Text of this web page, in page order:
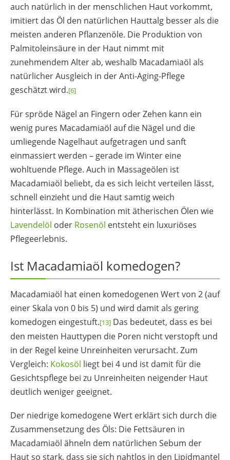
auch natürlich in der menschlichen Haut vorkommt,
imitiert das Öl den natürlichen Hauttalg besser als die
meisten anderen Pflanzenöle. Die Produktion von
Palmitoleinsäure in der Haut nimmt mit
zunehmendem Alter ab, weshalb Macadamiaöl als
natürlicher Ausgleich in der Anti-Aging-Pflege
geschätzt wird.[6]
Für spröde Nägel an Fingern oder Zehen kann ein
wenig pures Macadamiaöl auf die Nägel und die
umliegende Nagelhaut aufgetragen und sanft
einmassiert werden – gerade im Winter eine
wohltuende Pflege. Auch in Massageölen ist
Macadamiaöl beliebt, da es sich leicht verteilen lässt,
schnell einzieht und die Haut samtig weich
hinterlässt. In Kombination mit ätherischen Ölen wie
Lavendelöl oder Rosenöl entsteht ein luxuriöses
Pflegeerlebnis.
Ist Macadamiaöl komedogen?
Macadamiaöl hat einen komedogenen Wert von 2 (auf
einer Skala von 0 bis 5) und wird damit als gering
komedogen eingestuft.[13] Das bedeutet, dass es bei
den meisten Hauttypen die Poren nicht verstopft und
in der Regel keine Unreinheiten verursacht. Zum
Vergleich: Kokosöl liegt bei 4 und ist damit für die
Gesichtspflege bei zu Unreinheiten neigender Haut
deutlich weniger geeignet.
Der niedrige komedogene Wert erklärt sich durch die
Zusammensetzung des Öls: Die Fettsäuren in
Macadamiaöl ähneln dem natürlichen Sebum der
Haut so stark, dass sie sich nahtlos in den Lipidmantel